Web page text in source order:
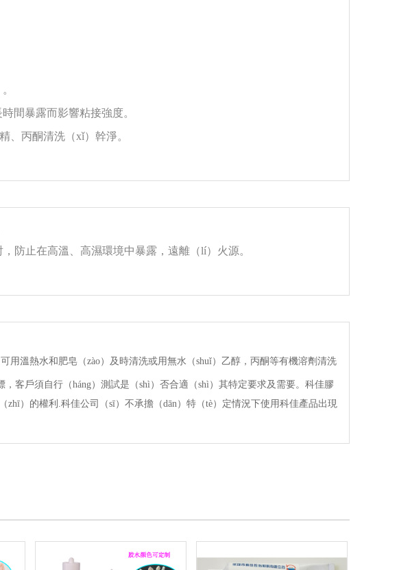
間暴露而影響粘接強度。
、丙酮清洗（xǐ）幹淨。
防止在高溫、高濕環境中暴露，遠離（lí）火源。
用溫熱水和肥皂（zào）及時清洗或用無水（shuǐ）乙醇，丙酮等有機溶劑清洗
客戶須自行（háng）測試是（shì）否合適（shì）其特定要求及需要。科佳膠
）的權利.科佳公司（sī）不承擔（dān）特（tè）定情況下使用科佳產品出現